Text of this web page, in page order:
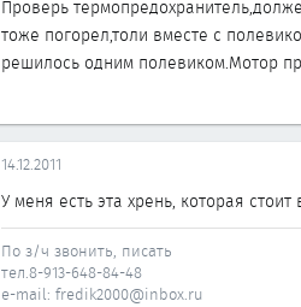
Проверь
тоже погорел,толи вместе с
решилось одним полевиком.Мотор
14.12.2011
У меня есть эта хрень, которая
По з/ч звонить, писать
тел.8-913-648-84-48
e-mail: fredik2000@inbox.ru